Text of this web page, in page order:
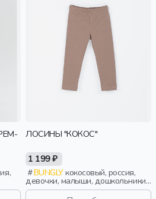
ЛОСИНЫ "КОКОС"
1 199 ₽
BUNGLYкокосовый, россия,
девочки, малыши, дошкольники,
дети